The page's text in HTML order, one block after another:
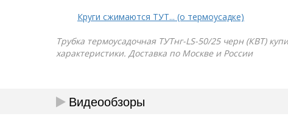
Круги сжимаются ТУТ... (о термоусадке)
Трубка термоусадочная ТУТнг-LS-50/25 черн (КВТ)
характеристики. Доставка по Москве и России
Видеообзоры